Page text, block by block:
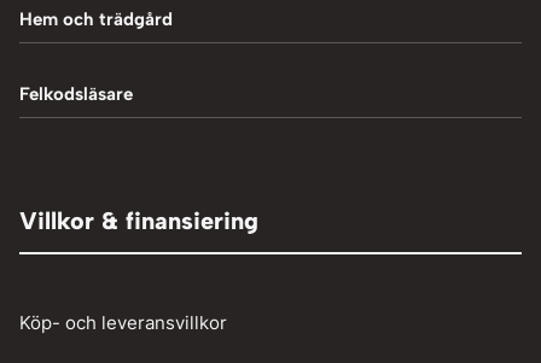
Däckventiler
Tillbehör och verktyg
Plasmaskärning
Luftpåfyllare
Mutterdragare
Batteriladdare
Hydraulpressar
Verkstadstvätt
Vinschar
Hem och trädgård
Vedklyvar
Felkodsläsare
Person och paketbil
Villkor & finansiering
Köp- och leveransvillkor